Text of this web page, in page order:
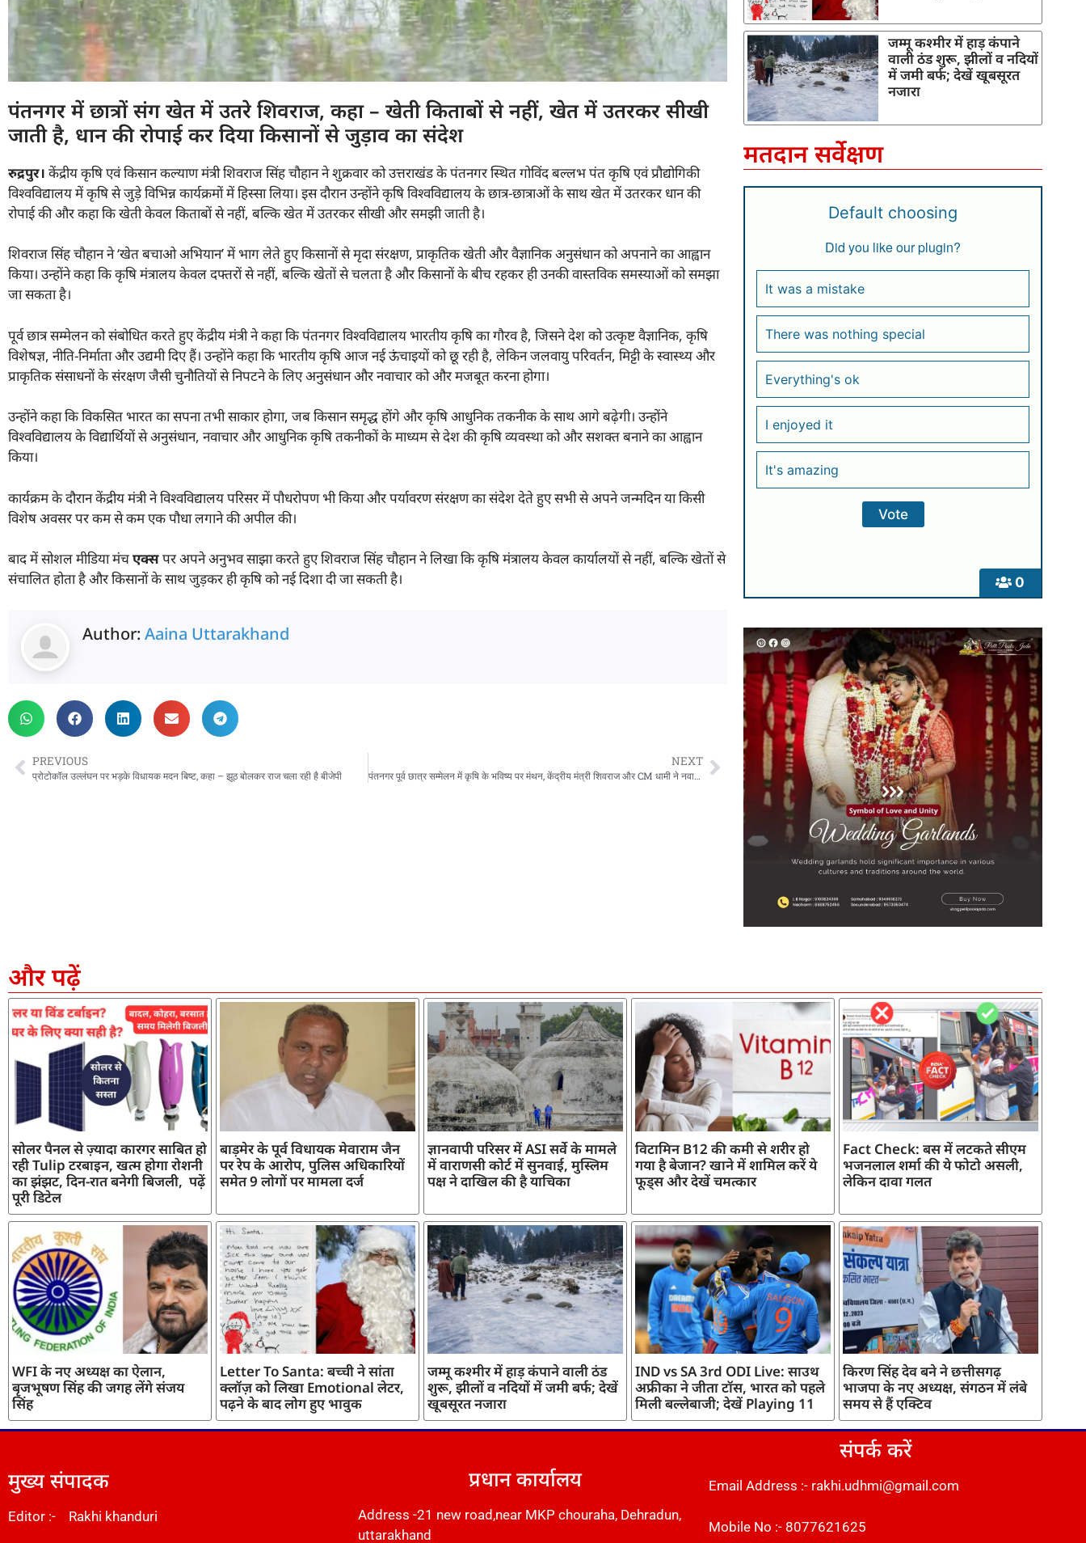
पंतनगर में छात्रों संग खेत में उतरे शिवराज, कहा – खेती किताबों से नहीं, खेत में उतरकर सीखी
जाती है, धान की रोपाई कर दिया किसानों से जुड़ाव का संदेश
रुद्रपुर। केंद्रीय कृषि एवं किसान कल्याण मंत्री शिवराज सिंह चौहान ने शुक्रवार को उत्तराखंड के पंतनगर स्थित गोविंद बल्लभ पंत कृषि एवं प्रौद्योगिकी
विश्वविद्यालय में कृषि से जुड़े विभिन्न कार्यक्रमों में हिस्सा लिया। इस दौरान उन्होंने कृषि विश्वविद्यालय के छात्र-छात्राओं के साथ खेत में उतरकर धान की
रोपाई की और कहा कि खेती केवल किताबों से नहीं, बल्कि खेत में उतरकर सीखी और समझी जाती है।
शिवराज सिंह चौहान ने ‘खेत बचाओ अभियान’ में भाग लेते हुए किसानों से मृदा संरक्षण, प्राकृतिक खेती और वैज्ञानिक अनुसंधान को अपनाने का आह्वान
किया। उन्होंने कहा कि कृषि मंत्रालय केवल दफ्तरों से नहीं, बल्कि खेतों से चलता है और किसानों के बीच रहकर ही उनकी वास्तविक समस्याओं को समझा
जा सकता है।
पूर्व छात्र सम्मेलन को संबोधित करते हुए केंद्रीय मंत्री ने कहा कि पंतनगर विश्वविद्यालय भारतीय कृषि का गौरव है, जिसने देश को उत्कृष्ट वैज्ञानिक, कृषि
विशेषज्ञ, नीति-निर्माता और उद्यमी दिए हैं। उन्होंने कहा कि भारतीय कृषि आज नई ऊंचाइयों को छू रही है, लेकिन जलवायु परिवर्तन, मिट्टी के स्वास्थ्य और
प्राकृतिक संसाधनों के संरक्षण जैसी चुनौतियों से निपटने के लिए अनुसंधान और नवाचार को और मजबूत करना होगा।
उन्होंने कहा कि विकसित भारत का सपना तभी साकार होगा, जब किसान समृद्ध होंगे और कृषि आधुनिक तकनीक के साथ आगे बढ़ेगी। उन्होंने
विश्वविद्यालय के विद्यार्थियों से अनुसंधान, नवाचार और आधुनिक कृषि तकनीकों के माध्यम से देश की कृषि व्यवस्था को और सशक्त बनाने का आह्वान
किया।
कार्यक्रम के दौरान केंद्रीय मंत्री ने विश्वविद्यालय परिसर में पौधरोपण भी किया और पर्यावरण संरक्षण का संदेश देते हुए सभी से अपने जन्मदिन या किसी
विशेष अवसर पर कम से कम एक पौधा लगाने की अपील की।
बाद में सोशल मीडिया मंचएक्सपर अपने अनुभव साझा करते हुए शिवराज सिंह चौहान ने लिखा कि कृषि मंत्रालय केवल कार्यालयों से नहीं, बल्कि खेतों से
संचालित होता है और किसानों के साथ जुड़कर ही कृषि को नई दिशा दी जा सकती है।
Author: Aaina Uttarakhand
PREVIOUS
प्रोटोकॉल उल्लंघन पर भड़के विधायक मदन बिष्ट, कहा – झूठ बोलकर राज चला रही है बीजेपी
NEXT
पंतनगर पूर्व छात्र सम्मेलन में कृषि के भविष्य पर मंथन, केंद्रीय मंत्री शिवराज और CM धामी ने नवाचार व प्राकृतिक खेती पर दिया जोर
जम्मू कश्मीर में हाड़ कंपाने
वाली ठंड शुरू, झीलों व नदियों
में जमी बर्फ; देखें खूबसूरत
नजारा
मतदान सर्वेक्षण
0
Default choosing
Did you like our plugin?
It was a mistake
There was nothing special
Everything's ok
I enjoyed it
It's amazing
और पढ़ें
सोलर पैनल से ज़्यादा कारगर साबित हो
रही Tulip टरबाइन, खत्म होगा रोशनी
का झंझट, दिन-रात बनेगी बिजली, पढ़ें
पूरी डिटेल
बाड़मेर के पूर्व विधायक मेवाराम जैन
पर रेप के आरोप, पुलिस अधिकारियों
समेत 9 लोगों पर मामला दर्ज
ज्ञानवापी परिसर में ASI सर्वे के मामले
में वाराणसी कोर्ट में सुनवाई, मुस्लिम
पक्ष ने दाखिल की है याचिका
विटामिन B12 की कमी से शरीर हो
गया है बेजान? खाने में शामिल करें ये
फूड्स और देखें चमत्कार
Fact Check: बस में लटकते सीएम
भजनलाल शर्मा की ये फोटो असली,
लेकिन दावा गलत
WFI के नए अध्यक्ष का ऐलान,
बृजभूषण सिंह की जगह लेंगे संजय
सिंह
Letter To Santa: बच्ची ने सांता
क्लॉज़ को लिखा Emotional लेटर,
पढ़ने के बाद लोग हुए भावुक
जम्मू कश्मीर में हाड़ कंपाने वाली ठंड
शुरू, झीलों व नदियों में जमी बर्फ; देखें
खूबसूरत नजारा
IND vs SA 3rd ODI Live: साउथ
अफ्रीका ने जीता टॉस, भारत को पहले
मिली बल्लेबाजी; देखें Playing 11
किरण सिंह देव बने ने छत्तीसगढ़
भाजपा के नए अध्यक्ष, संगठन में लंबे
समय से हैं एक्टिव
मुख्य संपादक
Editor :- Rakhi khanduri
प्रधान कार्यालय
Address -21 new road,near MKP chouraha, Dehradun,
uttarakhand
संपर्क करें
Email Address :- rakhi.udhmi@gmail.com
Mobile No :- 8077621625